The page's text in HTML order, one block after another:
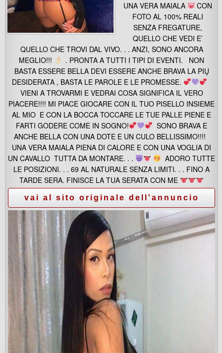
UNA VERA MAIALA
CON
FOTO AL 100% REALI
SENZA FREGATURE,
QUELLO CHE VEDI E’
QUELLO CHE TROVI DAL VIVO. . . ANZI, SONO ANCORA
MEGLIO!!!
. PRONTA A TUTTI I TIPI DI EVENTI. NON
BASTA ESSERE BELLA DEVI ESSERE ANCHE BRAVA LA PIŲ
DESIDERATA , BASTA LE PAROLE E LE PROMESSE.
VIENI A TROVARMI E VEDRAI COSA SIGNIFICA IL VERO
PIACERE!!!! MI PIACE GIOCARE CON IL TUO PISELLO INSIEME
AL MIO E CON LA BOCCA TOCCARE LE TUE PALLE PIENE E
FARTI GODERE COME IN SOGNO!
SONO BRAVA E
ANCHE BELLA CON UNA DOTE E UN CULO BELLISSIMO!!!!
UNA VERA MAIALA PIENA DI CALORE E CON UNA VOGLIA DI
UN CAVALLO TUTTA DA MONTARE. . .
ADORO TUTTE
LE POSIZIONI. . . 69 AL NATURALE SENZA LIMITI. . . FINO A
TARDE SERA. FINISCE LA TUA SERATA CON ME